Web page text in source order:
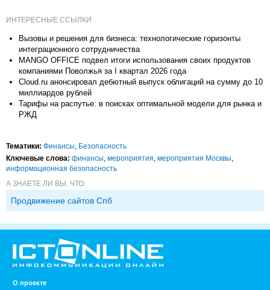
ИНТЕРЕСНЫЕ ССЫЛКИ
Вызовы и решения для бизнеса: технологические горизонты
интеграционного сотрудничества
MANGO OFFICE подвел итоги использования своих продуктов
компаниями Поволжья за I квартал 2026 года
Cloud.ru анонсировал дебютный выпуск облигаций на сумму до 10
миллиардов рублей
Тарифы на распутье: в поисках оптимальной модели для рынка и
РЖД
Тематики: Финансы Безопасность
Ключевые слова: финансы мероприятия мероприятия Москвы
информационная безопасность
А ЗНАЕТЕ ЛИ ВЫ, ЧТО:
Продвижение сайтов Спб
О проекте